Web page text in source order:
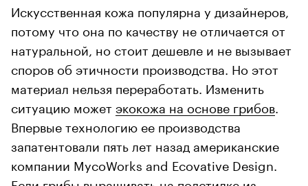
Искусственная кожа популярна у дизайнеров,
потому что она по качеству не отличается от
натуральной, но стоит дешевле и не вызывает
споров об этичности производства. Но этот
материал нельзя переработать. Изменить
ситуацию можетэкокожа на основе грибов
Впервые технологию ее производства
запатентовали пять лет назад американские
компании MycoWorks and Ecovative Design.